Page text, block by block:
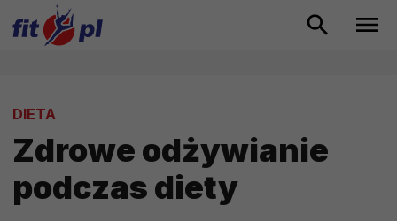
DIETA
Zdrowe odżywianie
podczas diety